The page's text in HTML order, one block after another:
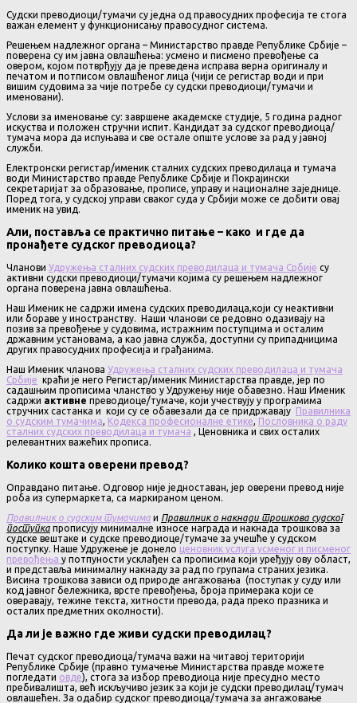
Судски преводиоци/тумачи су једна од правосудних професија те стога
важан елемент у функционисању правосудног система.
Решењем надлежног органа – Министарство правде Републике Србије –
поверена су им јавна овлашћења: усмено и писмено превођење са
овером, којом потврђују да је преведена исправа верна оригиналу и
печатом и потписом овлашћеног лица (чији се регистар води и при
вишим судовима за чије потребе су судски преводиоци/тумачи и
именовани).
Услови за именовање су: завршене академске студије, 5 година радног
искуства и положен стручни испит. Кандидат за судског преводиоца/
тумача мора да испуњава и све остале опште услове за рад у јавној
служби.
Електронски регистар/именик сталних судских преводилаца и тумача
води Министарство правде Републике Србије и Покрајински
секретаријат за образовање, прописе, управу и националне заједнице.
Поред тога, у судској управи сваког суда у Србији може се добити овај
именик на увид.
Али, поставља се практично питање – како и где да
пронађете судског преводиоца?
Чланови Удружења сталних судских преводилаца и тумача Србије су
активни судски преводиоци/тумачи којима су решењем надлежног
органа поверена јавна овлашћења.
Наш Именик не садржи имена судских преводилаца,који су неактивни
или бораве у иностранству. Наши чланови се редовно одазивају на
позив за превођење у судовима, истражним поступцима и осталим
државним установама, а као јавна служба, доступни су припадницима
других правосудних професија и грађанима.
Наш Именик чланова Удружења сталних судских преводилаца и тумача
Србије краћи је него Регистар/именик Министарства правде, јер по
садашњим прописима чланство у Удружењу није обавезно. Наш Именик
садржи активне преводиоце/тумаче, који учествују у програмима
стручних састанка и који су се обавезали да се придржавају
Правилника
о судским тумачима, Кодекса професионалне етике, Пословника о раду
сталних судских преводилаца и тумача , Ценовника и свих осталих
релевантних важећих прописа.
Колико кошта оверени превод?
Оправдано питање. Одговор није једноставан, јер оверени превод није
роба из супермаркета, са маркираном ценом.
Правилник о судским тумачима и Правилник о накнади трошкова судског
поступка прописују минималне износе награда и накнада трошкова за
судске вештаке и судске преводиоце/тумаче за учешће у судском
поступку. Наше Удружење је донело ценовник услуга усменог и писменог
превођења у потпуности усклађен са прописима који уређују ову област,
и представља минималну накнаду за рад по групама страних језика.
Висина трошкова зависи од природе ангажовања (поступак у суду или
код јавног бележника, врсте превођења, броја примерака који се
оверавају, тежине текста, хитности превода, рада преко празника и
осталих предметних околности).
Да ли је важно где живи судски преводилац?
Печат судског преводиоца/тумача важи на читавој територији
Републике Србије (правно тумачење Министарства правде можете
погледати овде), стога за избор преводиоца није пресудно место
пребивалишта, већ искључиво језик за који је судски преводилац/тумач
овлашећен. За одабир судског преводиоца/тумача за ангажовање